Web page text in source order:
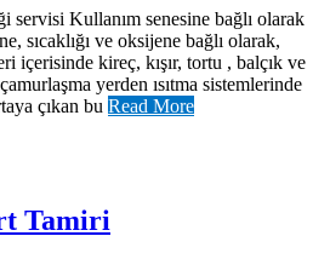
Kullanım senesine bağlı olarak
sıcaklığı ve oksijene bağlı olarak,
içerisinde kireç, kışır, tortu , balçık ve
yerden ısıtma sistemlerinde
çıkan bu Read More
Tamiri